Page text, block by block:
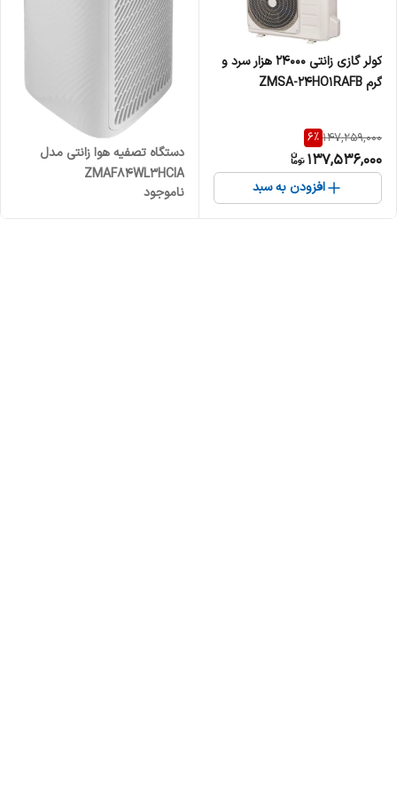
کولر گازی زانتی 24000 هزار سرد و
گرم ZMSA-24HO1RAFB
147,259,000
6%
137,536,000
افزودن به سبد
دستگاه تصفیه هوا زانتی مدل
ZMAF84WL3HCIA
ناموجود